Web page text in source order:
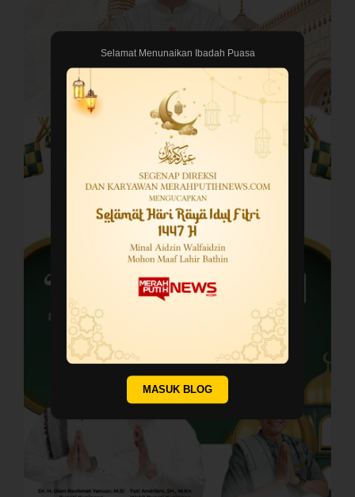
Selamat Menunaikan Ibadah Puasa
MASUK BLOG